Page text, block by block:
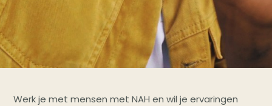
Werk je met mensen met NAH en wil je ervaringen